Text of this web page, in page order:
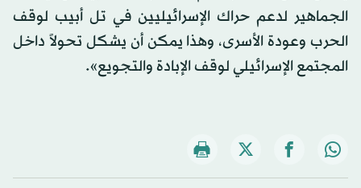
الجماهير لدعم حراك الإسرائيليين في تل أبيب لوقف
الحرب وعودة الأسرى، وهذا يمكن أن يشكل تحولاً داخل
المجتمع الإسرائيلي لوقف الإبادة والتجويع».